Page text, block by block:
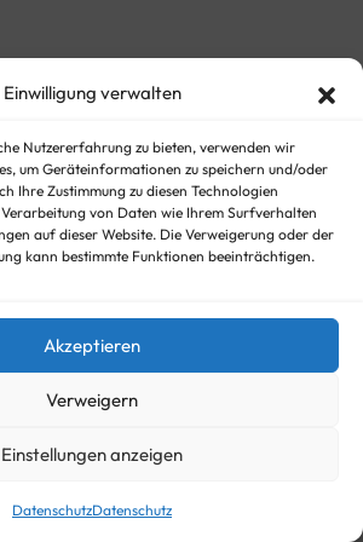
Einwilligung verwalten
Nutzererfahrung zu bieten, verwenden wir
um Geräteinformationen zu speichern und/oder
Ihre Zustimmung zu diesen Technologien
von Daten wie Ihrem Surfverhalten
auf dieser Website. Die Verweigerung oder der
kann bestimmte Funktionen beeinträchtigen.
Akzeptieren
Verweigern
Einstellungen anzeigen
DatenschutzDatenschutz
was found at this location.
HOME